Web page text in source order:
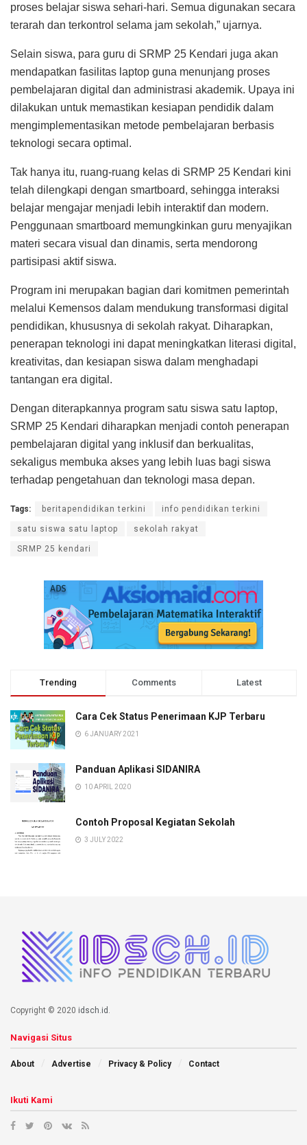
proses belajar siswa sehari-hari. Semua digunakan secara
terarah dan terkontrol selama jam sekolah,” ujarnya.
Selain siswa, para guru di SRMP 25 Kendari juga akan
mendapatkan fasilitas laptop guna menunjang proses
pembelajaran digital dan administrasi akademik. Upaya ini
dilakukan untuk memastikan kesiapan pendidik dalam
mengimplementasikan metode pembelajaran berbasis
teknologi secara optimal.
Tak hanya itu, ruang-ruang kelas di SRMP 25 Kendari kini
telah dilengkapi dengan smartboard, sehingga interaksi
belajar mengajar menjadi lebih interaktif dan modern.
Penggunaan smartboard memungkinkan guru menyajikan
materi secara visual dan dinamis, serta mendorong
partisipasi aktif siswa.
Program ini merupakan bagian dari komitmen pemerintah
melalui Kemensos dalam mendukung transformasi digital
pendidikan, khususnya di sekolah rakyat. Diharapkan,
penerapan teknologi ini dapat meningkatkan literasi digital,
kreativitas, dan kesiapan siswa dalam menghadapi
tantangan era digital.
Dengan diterapkannya program satu siswa satu laptop,
SRMP 25 Kendari diharapkan menjadi contoh penerapan
pembelajaran digital yang inklusif dan berkualitas,
sekaligus membuka akses yang lebih luas bagi siswa
terhadap pengetahuan dan teknologi masa depan.
Tags: beritapendidikan terkini info pendidikan terkini
satu siswa satu laptop sekolah rakyat
SRMP 25 kendari
Trending Comments Latest
Cara Cek Status Penerimaan KJP Terbaru
6 JANUARY 2021
Panduan Aplikasi SIDANIRA
10 APRIL 2020
Contoh Proposal Kegiatan Sekolah
3 JULY 2022
Copyright © 2020 idsch.id .
Navigasi Situs
About Advertise Privacy & Policy Contact
Ikuti Kami